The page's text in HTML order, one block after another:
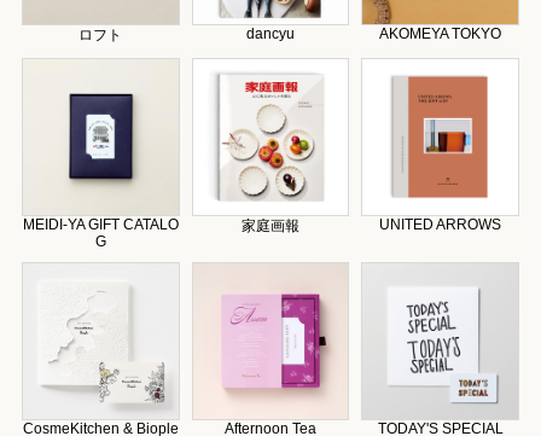
ロフト dancyu AKOMEYA TOKYO
MEIDI-YA GIFT CATALO
G
家庭画報 UNITED ARROWS
CosmeKitchen & Biople Afternoon Tea TODAY'S SPECIAL